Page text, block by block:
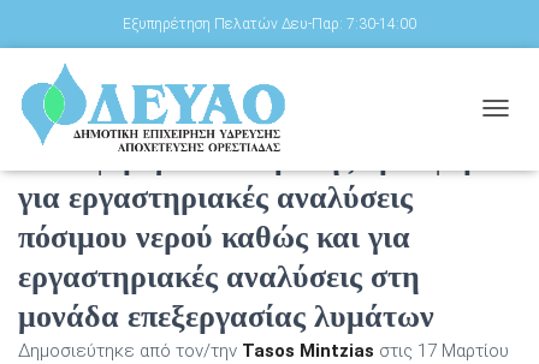
Εξυπηρέτηση Πελατών Δευ-Παρ: 7:30-14:00
Α
Ο
Πρόσκληση προς κάθε
ενδιαφερόμενο υποβολής προσφορών
για εργαστηριακές αναλύσεις
πόσιμου νερού καθώς και για
εργαστηριακές αναλύσεις στη
μονάδα επεξεργασίας λυμάτων
Δημοσιεύτηκε από τον/την Tasos Mintzias στις 17 Μαρτίου